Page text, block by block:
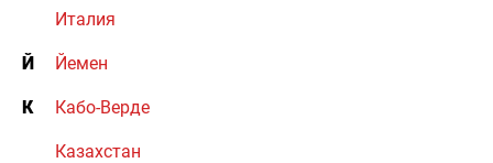
Италия
Й Йемен
К Кабо-Верде
Казахстан